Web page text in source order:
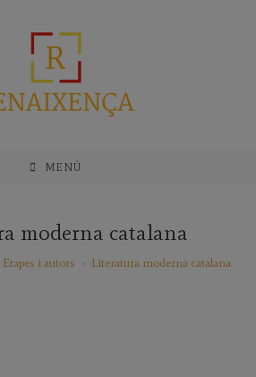
MENÚ
moderna catalana
i autors Literatura moderna catalana